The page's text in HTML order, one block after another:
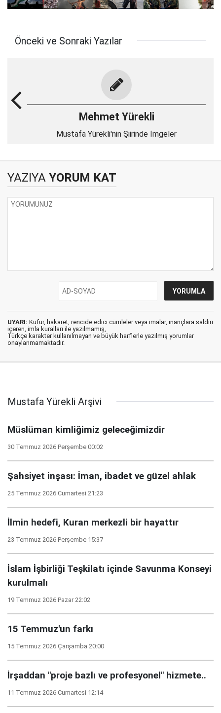
Önceki ve Sonraki Yazılar
Mehmet Yürekli
Mustafa Yürekli'nin Şiirinde İmgeler
YAZIYA YORUM KAT
UYARI: Küfür, hakaret, rencide edici cümleler veya imalar, inançlara saldırı
içeren, imla kuralları ile yazılmamış,
Türkçe karakter kullanılmayan ve büyük harflerle yazılmış yorumlar
onaylanmamaktadır.
Mustafa Yürekli Arşivi
Müslüman kimliğimiz geleceğimizdir
30 Temmuz 2026 Perşembe 00:02
Şahsiyet inşası: İman, ibadet ve güzel ahlak
25 Temmuz 2026 Cumartesi 21:23
İlmin hedefi, Kuran merkezli bir hayattır
23 Temmuz 2026 Perşembe 15:37
İslam İşbirliği Teşkilatı içinde Savunma Konseyi
kurulmalı
19 Temmuz 2026 Pazar 22:02
15 Temmuz'un farkı
15 Temmuz 2026 Çarşamba 20:00
İrşaddan "proje bazlı ve profesyonel" hizmete..
11 Temmuz 2026 Cumartesi 12:14